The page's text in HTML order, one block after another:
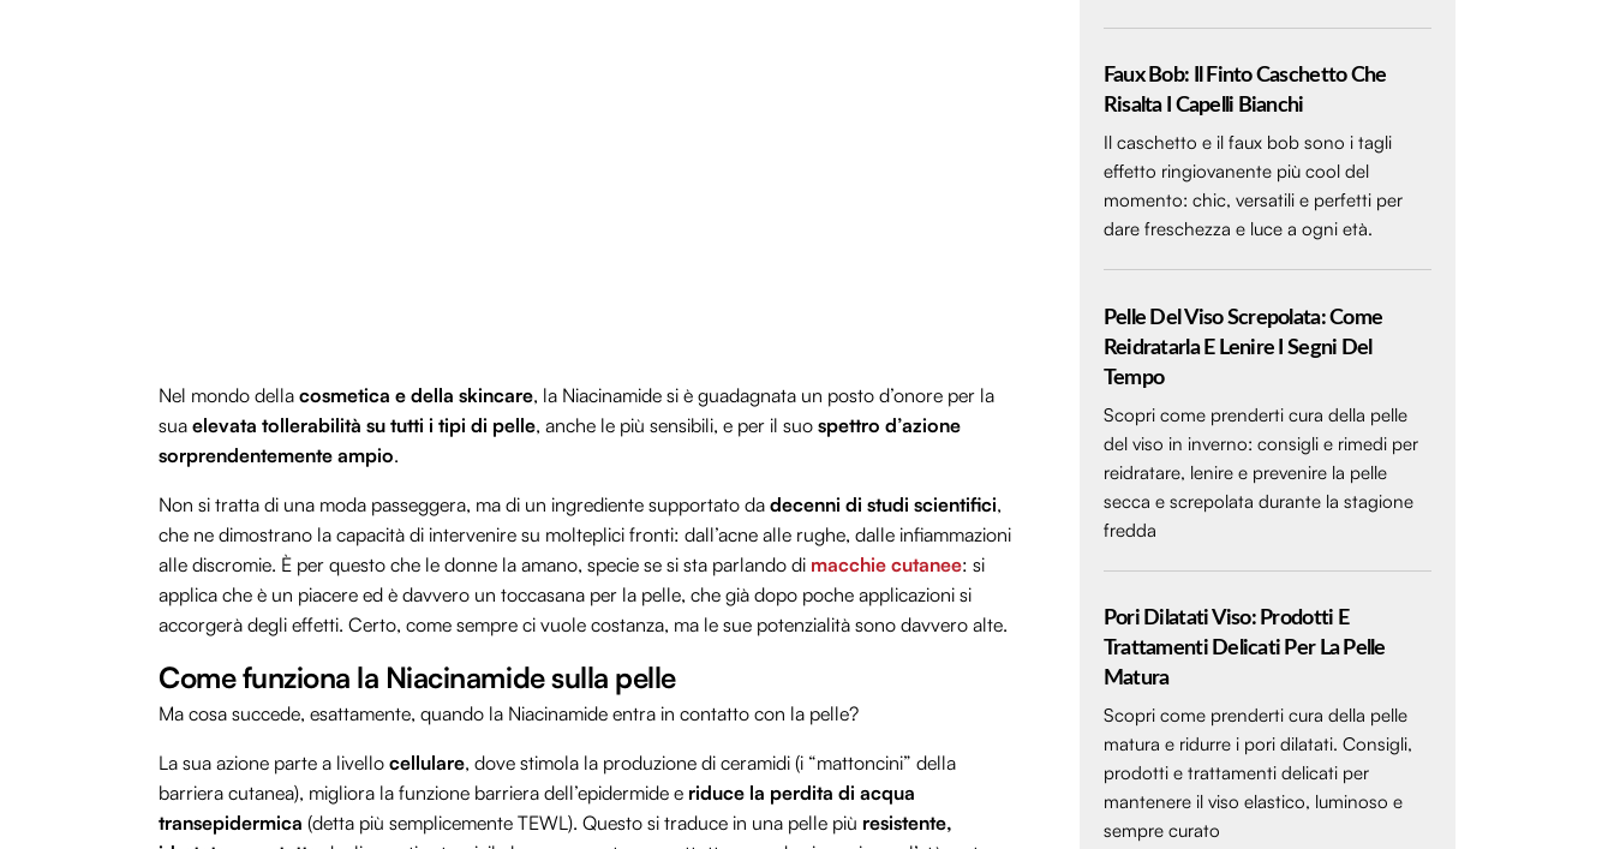
Nel mondo della cosmetica e della skincare, la Niacinamide si è guadagnata un posto d’onore per la
sua elevata tollerabilità su tutti i tipi di pelle, anche le più sensibili, e per il suo spettro d’azione
sorprendentemente ampio.
Non si tratta di una moda passeggera, ma di un ingrediente supportato da decenni di studi scientifici,
che ne dimostrano la capacità di intervenire su molteplici fronti: dall’acne alle rughe, dalle infiammazioni
alle discromie. È per questo che le donne la amano, specie se si sta parlando di macchie cutanee: si
applica che è un piacere ed è davvero un toccasana per la pelle, che già dopo poche applicazioni si
accorgerà degli effetti. Certo, come sempre ci vuole costanza, ma le sue potenzialità sono davvero alte.
Come funziona la Niacinamide sulla pelle
Ma cosa succede, esattamente, quando la Niacinamide entra in contatto con la pelle?
La sua azione parte a livello cellulare, dove stimola la produzione di ceramidi (i “mattoncini” della
barriera cutanea), migliora la funzione barriera dell’epidermide e riduce la perdita di acqua
transepidermica (detta più semplicemente TEWL). Questo si traduce in una pelle più resistente,
Faux Bob: Il Finto Caschetto Che
Risalta I Capelli Bianchi
Il caschetto e il faux bob sono i tagli
effetto ringiovanente più cool del
momento: chic, versatili e perfetti per
dare freschezza e luce a ogni età.
Pelle Del Viso Screpolata: Come
Reidratarla E Lenire I Segni Del
Tempo
Scopri come prenderti cura della pelle
del viso in inverno: consigli e rimedi per
reidratare, lenire e prevenire la pelle
secca e screpolata durante la stagione
fredda
Pori Dilatati Viso: Prodotti E
Trattamenti Delicati Per La Pelle
Matura
Scopri come prenderti cura della pelle
matura e ridurre i pori dilatati. Consigli,
prodotti e trattamenti delicati per
mantenere il viso elastico, luminoso e
sempre curato